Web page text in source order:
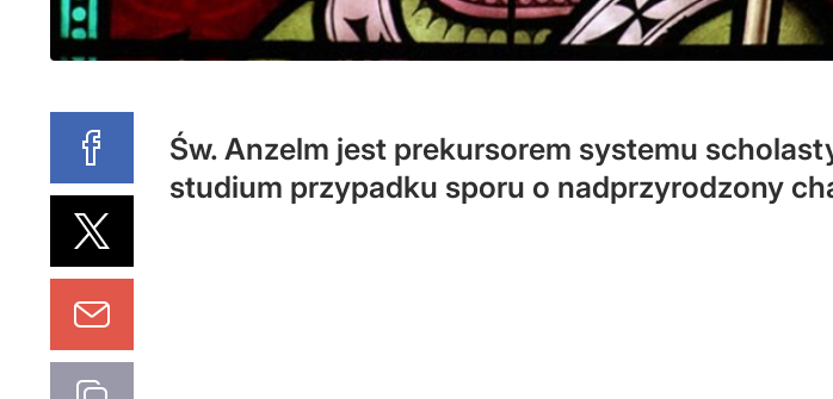
Św. Anzelm jest prekursorem systemu
studium przypadku sporu o nadprzyrodzony